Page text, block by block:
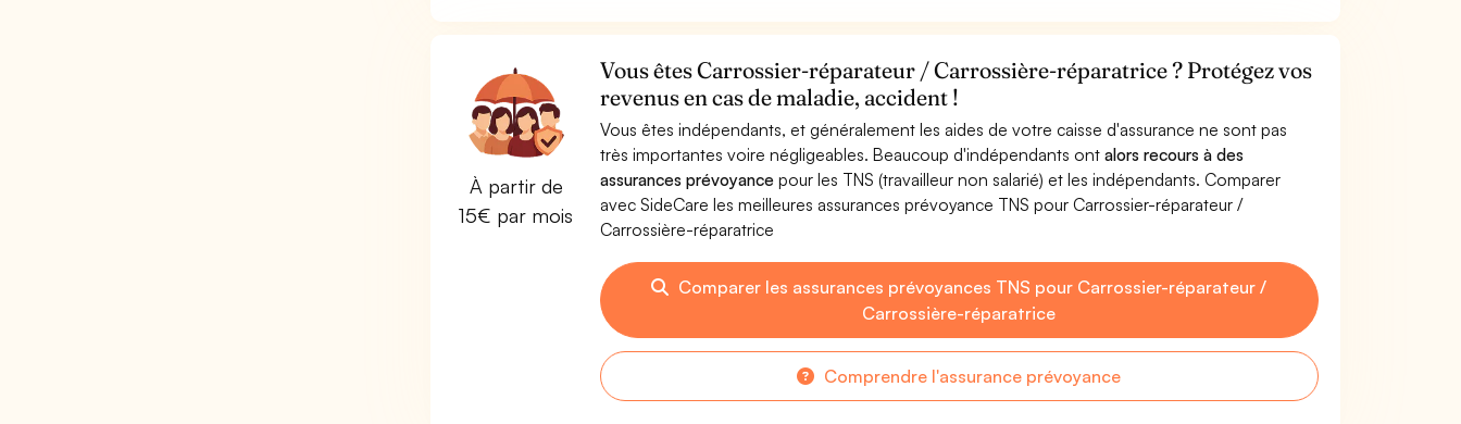
À partir de
15€ par mois
Vous êtes Carrossier-réparateur / Carrossière-réparatrice ? Protégez vos
revenus en cas de maladie, accident !
Vous êtes indépendants, et généralement les aides de votre caisse d'assurance ne sont pas
très importantes voire négligeables. Beaucoup d'indépendants ont alors recours à des
assurances prévoyancepour les TNS (travailleur non salarié) et les indépendants. Comparer
avec SideCare les meilleures assurances prévoyance TNS pour Carrossier-réparateur /
Carrossière-réparatrice
Comparer les assurances prévoyances TNS pour Carrossier-réparateur /
Carrossière-réparatrice
Comprendre l'assurance prévoyance